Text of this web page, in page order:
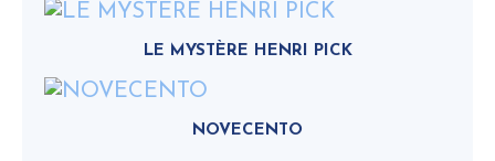
LE MYSTÈRE HENRI PICK
NOVECENTO